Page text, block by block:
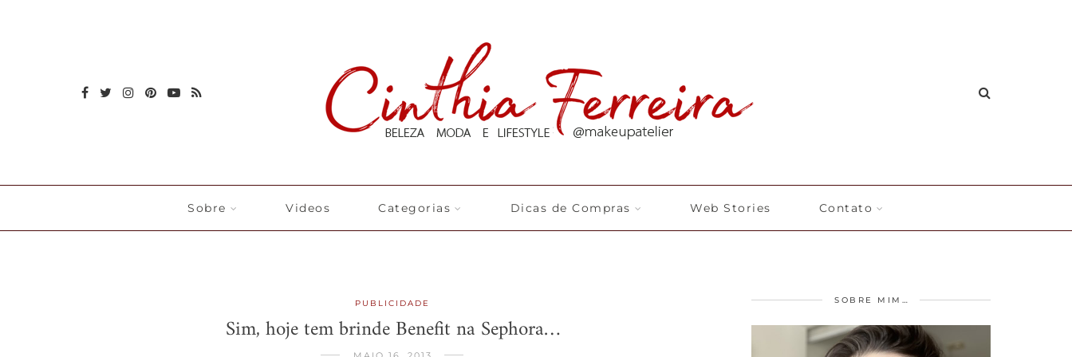
Sobre Videos Categorias Dicas de Compras Web Stories Contato
PUBLICIDADE
Sim, hoje tem brinde Benefit na Sephora…
SOBRE MIM…